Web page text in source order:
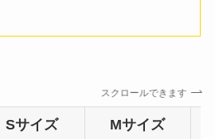
スクロールできます
Sサイズ Mサイズ